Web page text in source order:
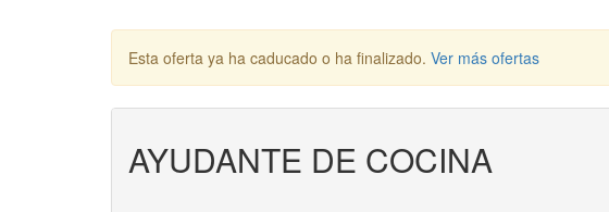
Esta oferta ya ha caducado o ha finalizado. Ver más ofertas
AYUDANTE DE COCINA